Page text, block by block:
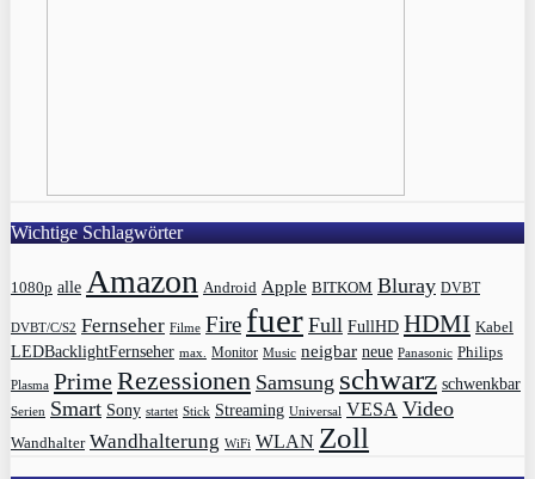
Wichtige Schlagwörter
1080p alle Amazon Android Apple BITKOM Bluray DVBT
DVBT/C/S2 Fernseher Filme Fire fuer Full FullHD HDMI Kabel
LEDBacklightFernseher max. Monitor Music neigbar neue Panasonic Philips
Plasma PrimeRezessionen Samsung schwarz schwenkbar
Serien Smart Sony startet Stick Streaming Universal VESA Video
Wandhalter Wandhalterung WiFi WLAN Zoll